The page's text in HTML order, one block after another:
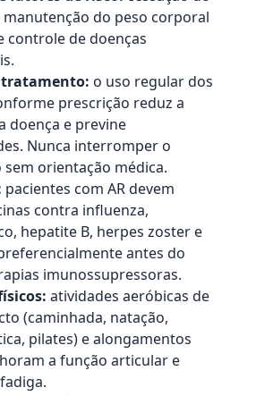
do peso corporal
controle de doenças
tratamento: o uso regular dos
prescrição reduz a
doença e previne
Nunca interromper o
orientação médica.
pacientes com AR devem
contra influenza,
hepatite B, herpes zoster e
antes do
imunossupressoras.
atividades aeróbicas de
(caminhada, natação,
pilates) e alongamentos
a função articular e